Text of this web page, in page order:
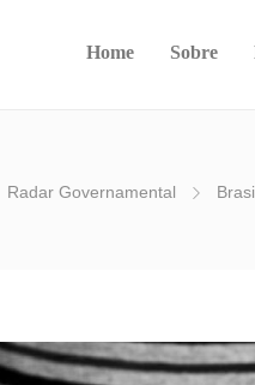
Home Sobre
Radar Governamental